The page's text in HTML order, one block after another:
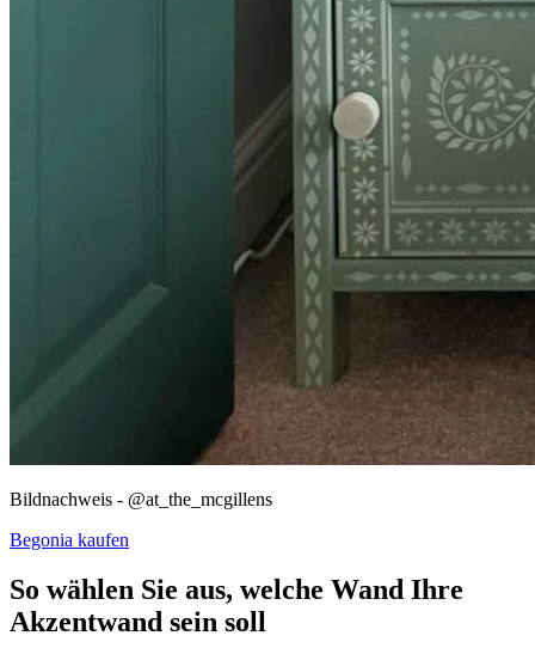
Bildnachweis - @at_the_mcgillens
Begonia kaufen
So wählen Sie aus, welche Wand Ihre
Akzentwand sein soll